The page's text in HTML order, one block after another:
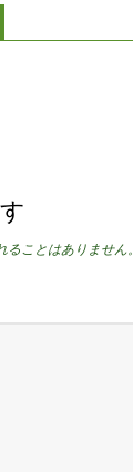
ことはありません。